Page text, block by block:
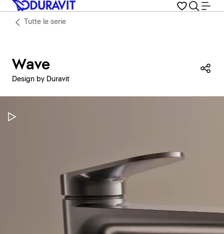
Tutte le serie
Wave
Design by Duravit
Metti in pausa il video